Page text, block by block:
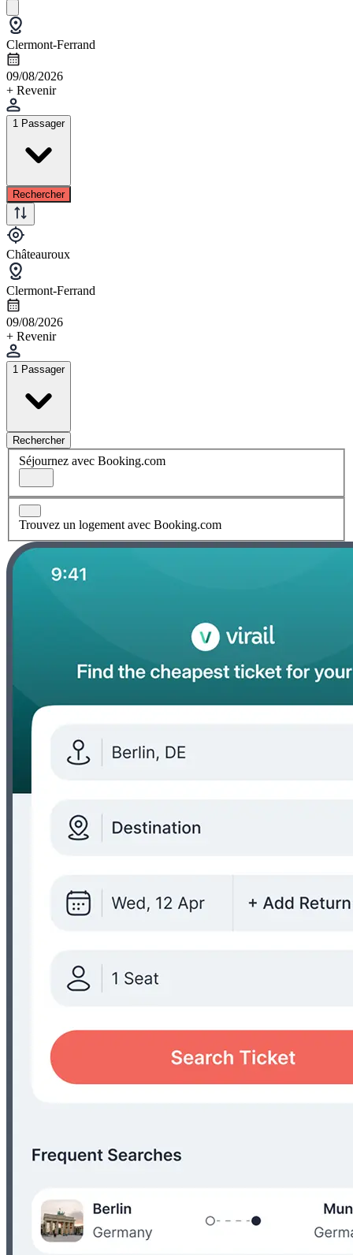
Clermont-Ferrand
09/08/2026
+ Revenir
1 Passager
Rechercher
Châteauroux
Clermont-Ferrand
09/08/2026
+ Revenir
1 Passager
Rechercher
Séjournez avec Booking.com
Trouvez un logement avec Booking.com